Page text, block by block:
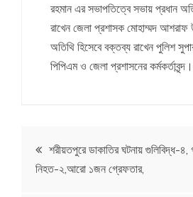
রহমান এর সভাপতিত্বে সভায় প্রধান
রাখেন জেলা প্রশাসক মোহাম্মদ আশরাফ
অতিথি হিসেবে বক্তব্য রাখেন পুলিশ
পিপিএম ও জেলা প্রশাসনের কর্মকর্তাবৃন্দ।
Post
navigation
শরীয়তপুরে ডাকাতির ঘটনায় গুলিবিদ্ধ-৪,
নিহত-২,আরো ১জন গ্রেফতার,